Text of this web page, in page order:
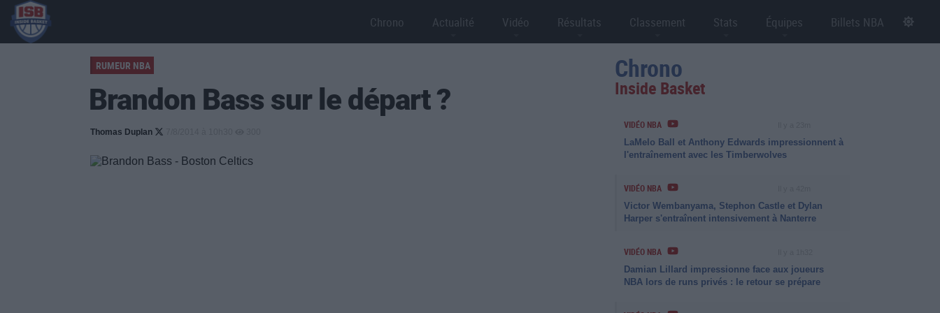
Chrono Actualité Vidéo Résultats Classement Stats Équipes Billets NBA
RUMEUR NBA
Brandon Bass sur le départ ?
Thomas Duplan
Chrono
Inside Basket
VIDÉO NBA
LaMelo Ball et Anthony Edwards impressionnent à
l'entraînement avec les Timberwolves
VIDÉO NBA
Victor Wembanyama, Stephon Castle et Dylan
Harper s'entraînent intensivement à Nanterre
VIDÉO NBA
Damian Lillard impressionne face aux joueurs
NBA lors de runs privés : le retour se prépare